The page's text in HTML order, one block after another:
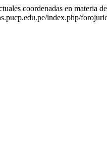
coordenadas en
index.php/